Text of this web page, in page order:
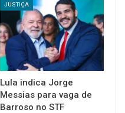
JUSTIÇA
Lula indica Jorge
Messias para vaga de
Barroso no STF